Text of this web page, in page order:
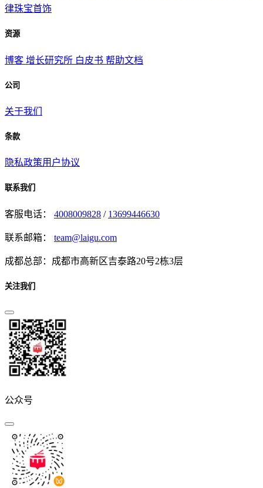
律珠宝首饰
资源
博客 增长研究所 白皮书 帮助文档
公司
关于我们
条款
隐私政策用户协议
联系我们
客服电话： 4008009828 / 13699446630
联系邮箱： team@laigu.com
成都总部：成都市高新区吉泰路20号2栋3层
关注我们
公众号